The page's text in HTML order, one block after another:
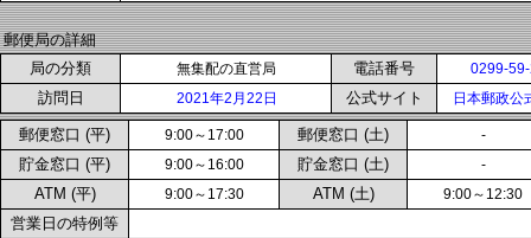
郵便局の詳細
局の分類
無集配の直営局 電話番号 0299-
訪問日 2021年2月22日 公式サイト 日本郵政公
郵便窓口 (平) 9:00～17:00 郵便窓口 (土) -
貯金窓口 (平) 9:00～16:00 貯金窓口 (土) -
ATM (平) 9:00～17:30 ATM (土) 9:00～12:30
営業日の特例等